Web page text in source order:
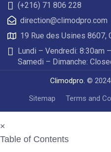
(+216) 71 806 228
direction@climodpro.com
19 Rue des Usines 8607,
Lundi – Vendredi: 8:30am
Samedi – Dimanche:
Climodpro. © 2024
Sitemap
Terms and
×
Table of Contents